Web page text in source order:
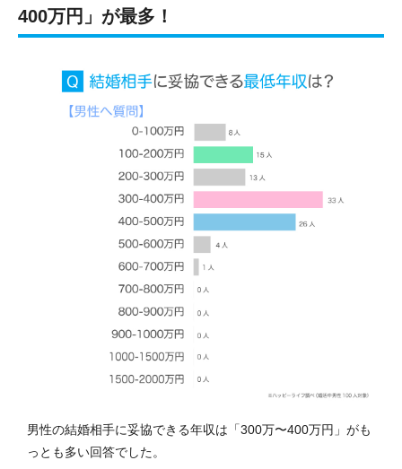
400万円」が最多！
男性の結婚相手に妥協できる年収は「300万〜400万円」がも
っとも多い回答でした。